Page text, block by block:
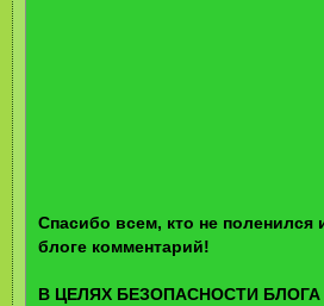
Спасибо всем, кто не поленился
блоге комментарий!
В ЦЕЛЯХ БЕЗОПАСНОСТИ